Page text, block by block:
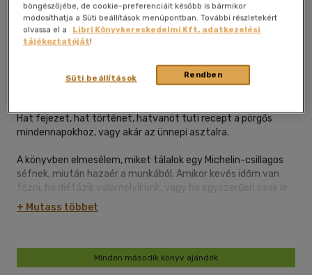
Kívánságlistához adom Megosztom
Inda Press Kft. | 2026|magyar nyelvű|keménytábla
Hat fejezet, hat történet, hatvanöt tuti recept a pörgős
mindennapokhoz, vagy akár az ünnepi asztalra.
A könyvben elmesélem, miket tálalok egy Michelin-csillagos
séfnek, miután hazaér a munkából. Amikor kevés időm van
főzni, ha diétázik valamelyikünk, vagy ha egyszerűen csak le
akarom venni a lábáról.
Megmutatom azt is, mit főz ő nekünk, és milyen praktikákat
Írok a gyerekkoromról, a költözésről Brazíliából
Magyarországra, és arról is, hogy a származásom és a szülői
+ Mutass többet
Minden második könyv ajándék
böngészőjébe, de cookie-preferenciáit később is bármikor
módosíthatja a Süti beállítások menüpontban. További részletekért
olvassa el a
Libri Könyvkereskedelmi Kft. adatkezelési
tájékoztatóját!
Rendben
Süti beállítások